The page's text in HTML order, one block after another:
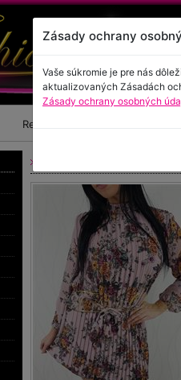
Referencie
Zásady ochrany
Vaše súkromie je pre nás
aktualizovaných Zásadách
Zásady ochrany osobných